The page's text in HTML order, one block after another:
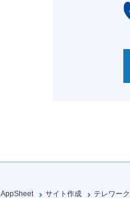
AppSheet サイト作成
テレワーク